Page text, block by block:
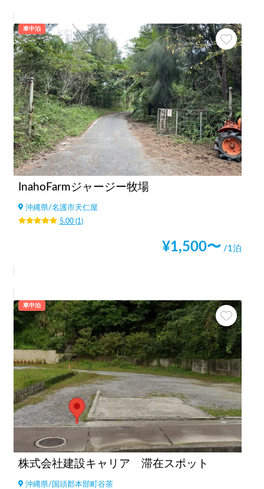
車中泊
InahoFarmジャージー牧場
沖縄県/名護市天仁屋
5.00(1 )
¥1,500〜 /1泊
車中泊
株式会社建設キャリア 滞在スポット
沖縄県/ 国頭郡本部町谷茶